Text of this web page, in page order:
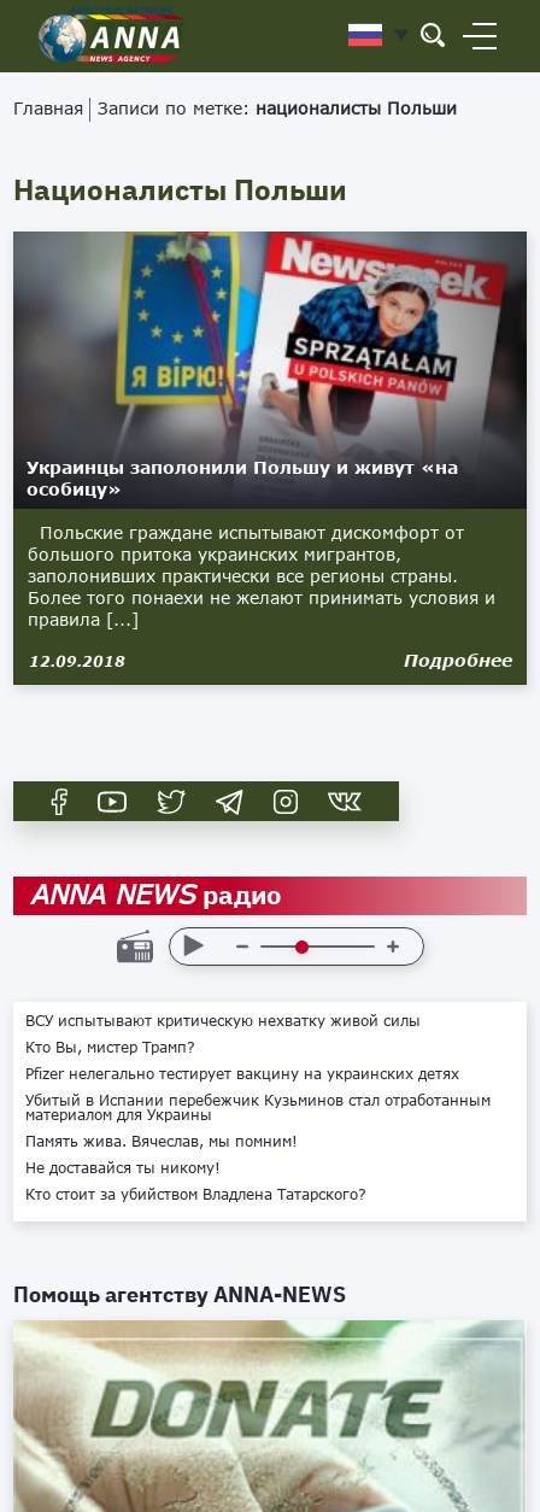
Главная Записи по метке: националисты Польши
Националисты Польши
Украинцы заполонили Польшу и живут «на
особицу»
Польские граждане испытывают дискомфорт от
большого притока украинских мигрантов,
заполонивших практически все регионы страны.
Более того понаехи не желают принимать условия и
правила [...]
12.09.2018 Подробнее
ANNA NEWSрадио
ВСУ испытывают критическую нехватку живой силы
Кто Вы, мистер Трамп?
Pfizer нелегально тестирует вакцину на украинских детях
Убитый в Испании перебежчик Кузьминов стал отработанным
материалом для Украины
Память жива. Вячеслав, мы помним!
Не доставайся ты никому!
Кто стоит за убийством Владлена Татарского?
Помощь агентствуANNA-NEWS